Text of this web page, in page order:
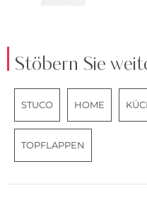
Stöbern Sie
STUCO HOME
TOPFLAPPEN